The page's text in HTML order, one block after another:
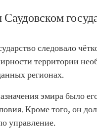
следовало
территории
регионах.
эмира было
Кроме того, он
управление.